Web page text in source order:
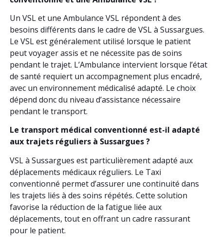
Un VSL et une Ambulance VSL répondent à des
besoins différents dans le cadre de VSL à Sussargues.
Le VSL est généralement utilisé lorsque le patient
peut voyager assis et ne nécessite pas de soins
pendant le trajet. L’Ambulance intervient lorsque l’état
de santé requiert un accompagnement plus encadré,
avec un environnement médicalisé adapté. Le choix
dépend donc du niveau d’assistance nécessaire
pendant le transport.
Le transport médical conventionné est-il adapté
aux trajets réguliers à Sussargues ?
VSL à Sussargues est particulièrement adapté aux
déplacements médicaux réguliers. Le Taxi
conventionné permet d’assurer une continuité dans
les trajets liés à des soins répétés. Cette solution
favorise la réduction de la fatigue liée aux
déplacements, tout en offrant un cadre rassurant
pour le patient.